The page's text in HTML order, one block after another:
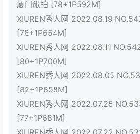
厦门旅拍 [78+1P592M]
XIUREN秀人网 2022.08.19
[78+1P654M]
XIUREN秀人网 2022.08.11
[80+1P700M]
XIUREN秀人网 2022.08.05
[82+1P858M]
XIUREN秀人网 2022.07.25
[77+1P681M]